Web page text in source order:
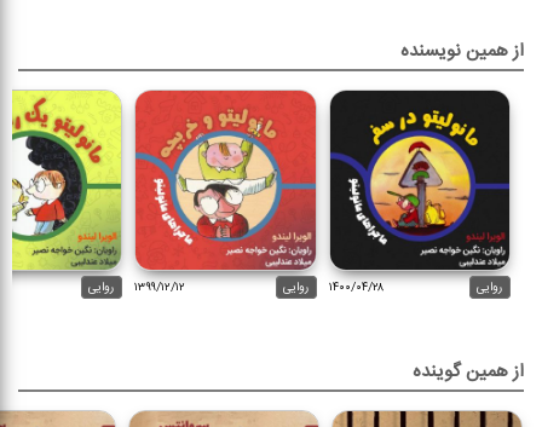
از همین نویسنده
روایی ۱۴۰۰/۰۴/۲۸ روایی ۱۳۹۹/۱۲/۱۲ روایی
از همین گوینده